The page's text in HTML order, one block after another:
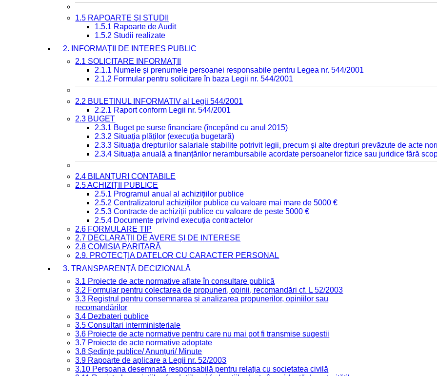
1.5 RAPOARTE ȘI STUDII
1.5.1 Rapoarte de Audit
1.5.2 Studii realizate
2. INFORMAȚII DE INTERES PUBLIC
2.1 SOLICITARE INFORMAȚII
2.1.1 Numele și prenumele persoanei responsabile pentru Legea nr. 544/2001
2.1.2 Formular pentru solicitare în baza Legii nr. 544/2001
2.2 BULETINUL INFORMATIV al Legii 544/2001
2.2.1 Raport conform Legii nr. 544/2001
2.3 BUGET
2.3.1 Buget pe surse financiare (începând cu anul 2015)
2.3.2 Situația plăților (execuția bugetară)
2.3.3 Situația drepturilor salariale stabilite potrivit legii, precum și alte drepturi prevăzute de acte
2.3.4 Situația anuală a finanțărilor nerambursabile acordate persoanelor fizice sau juridice fără
2.4 BILANȚURI CONTABILE
2.5 ACHIZIȚII PUBLICE
2.5.1 Programul anual al achizițiilor publice
2.5.2 Centralizatorul achizițiilor publice cu valoare mai mare de 5000 €
2.5.3 Contracte de achiziții publice cu valoare de peste 5000 €
2.5.4 Documente privind execuția contractelor
2.6 FORMULARE TIP
2.7 DECLARAȚII DE AVERE ȘI DE INTERESE
2.8 COMISIA PARITARĂ
2.9. PROTECȚIA DATELOR CU CARACTER PERSONAL
3. TRANSPARENȚĂ DECIZIONALĂ
3.1 Proiecte de acte normative aflate în consultare publică
3.2 Formular pentru colectarea de propuneri, opinii, recomandări cf. L 52/2003
3.3 Registrul pentru consemnarea și analizarea propunerilor, opiniilor sau
recomandărilor
3.4 Dezbateri publice
3.5 Consultari interministeriale
3.6 Proiecte de acte normative pentru care nu mai pot fi transmise sugestii
3.7 Proiecte de acte normative adoptate
3.8 Ședințe publice/ Anunțuri/ Minute
3.9 Rapoarte de aplicare a Legii nr. 52/2003
3.10 Persoana desemnată responsabilă pentru relația cu societatea civilă